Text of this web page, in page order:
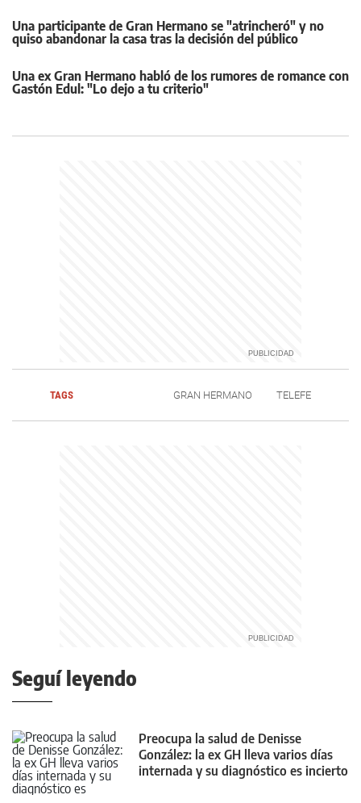
Una participante de Gran Hermano se "atrincheró" y no
quiso abandonar la casa tras la decisión del público
Una ex Gran Hermano habló de los rumores de romance con
Gastón Edul: "Lo dejo a tu criterio"
TAGS GRAN HERMANO TELEFE
Seguí leyendo
Preocupa la salud de Denisse
González: la ex GH lleva varios días
internada y su diagnóstico es incierto